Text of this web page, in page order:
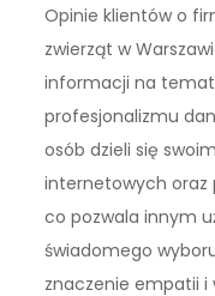
Opinie klientów o
zwierząt w
informacji na temat
profesjonalizmu
osób dzieli się
internetowych oraz
co pozwala innym
świadomego
znaczenie empatii i